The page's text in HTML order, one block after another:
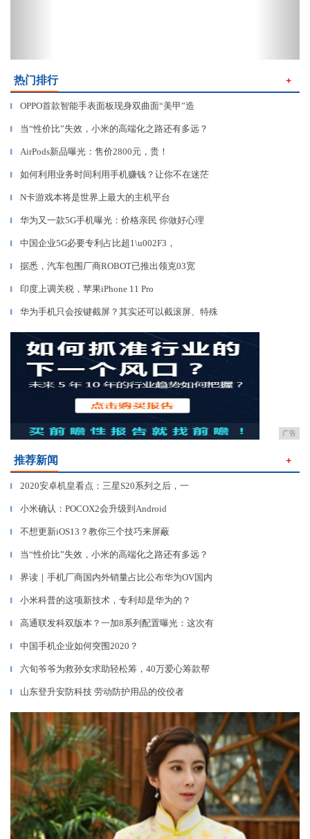
热门排行 ＋
▎ OPPO首款智能手表面板现身双曲面“美甲”造
▎ 当“性价比”失效，小米的高端化之路还有多远？
▎ AirPods新品曝光：售价2800元，贵！
▎ 如何利用业务时间利用手机赚钱？让你不在迷茫
▎ N卡游戏本将是世界上最大的主机平台
▎ 华为又一款5G手机曝光：价格亲民 你做好心理
▎ 中国企业5G必要专利占比超1\u002F3，
▎ 据悉，汽车包围厂商ROBOT已推出领克03宽
▎ 印度上调关税，苹果iPhone 11 Pro
▎ 华为手机只会按键截屏？其实还可以截滚屏、特殊
广告
推荐新闻 ＋
▎ 2020安卓机皇看点：三星S20系列之后，一
▎ 小米确认：POCOX2会升级到Android
▎ 不想更新iOS13？教你三个技巧来屏蔽
▎ 当“性价比”失效，小米的高端化之路还有多远？
▎ 界读｜手机厂商国内外销量占比公布华为OV国内
▎ 小米科普的这项新技术，专利却是华为的？
▎ 高通联发科双版本？一加8系列配置曝光：这次有
▎ 中国手机企业如何突围2020？
▎ 六旬爷爷为救孙女求助轻松筹，40万爱心筹款帮
▎ 山东登升安防科技 劳动防护用品的佼佼者